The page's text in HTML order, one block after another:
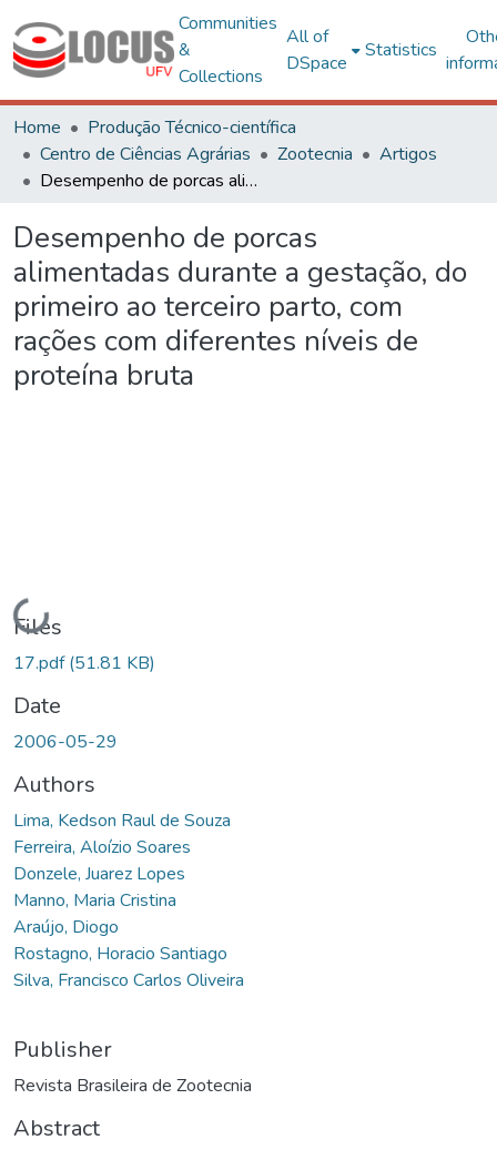
Communities
&
Collections
All of
DSpace
Statistics
Home
Produção Técnico-científica
Centro de Ciências Agrárias
Zootecnia
Artigos
Desempenho de porcas alimentadas durante a gestação, do primeiro ao terceiro parto, com rações com diferentes níveis de proteína bruta
Desempenho de porcas
alimentadas durante a gestação, do
primeiro ao terceiro parto, com
rações com diferentes níveis de
proteína bruta
Loading...
Files
17.pdf(51.81 KB)
Date
2006-05-29
Authors
Lima, Kedson Raul de Souza
Ferreira, Aloízio Soares
Donzele, Juarez Lopes
Manno, Maria Cristina
Araújo, Diogo
Rostagno, Horacio Santiago
Silva, Francisco Carlos Oliveira
Publisher
Revista Brasileira de Zootecnia
Abstract